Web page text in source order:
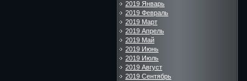
2019 Январь
2019 Февраль
2019 Март
2019 Апрель
2019 Май
2019 Июнь
2019 Июль
2019 Август
2019 Сентябрь